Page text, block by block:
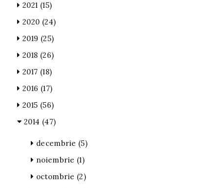
2021 (15)
2020 (24)
2019 (25)
2018 (26)
2017 (18)
2016 (17)
2015 (56)
2014 (47)
decembrie (5)
noiembrie (1)
octombrie (2)